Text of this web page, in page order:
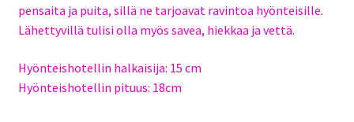
pensaita ja puita, sillä ne tarjoavat ravintoa hyönteisille.
Lähettyvillä tulisi olla myös savea, hiekkaa ja vettä.
Hyönteishotellin halkaisija: 15 cm
Hyönteishotellin pituus: 18cm